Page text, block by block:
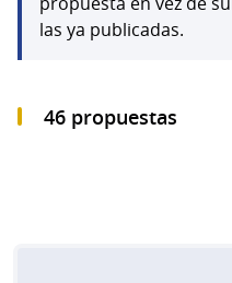
las ya publicadas.
46 propuestas